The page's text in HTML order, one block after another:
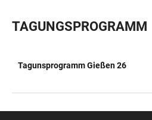
TAGUNGSPROGRAMM
Tagunsprogramm Gießen 26